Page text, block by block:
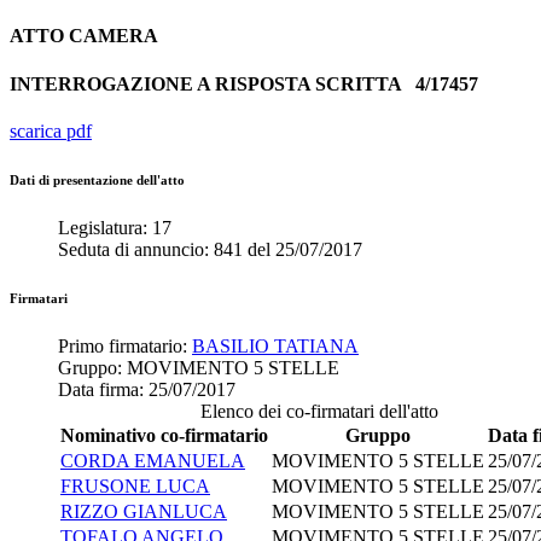
ATTO CAMERA
INTERROGAZIONE A RISPOSTA SCRITTA 4/17457
scarica pdf
Dati di presentazione dell'atto
Legislatura: 17
Seduta di annuncio: 841 del 25/07/2017
Firmatari
Primo firmatario: BASILIO TATIANA
Gruppo: MOVIMENTO 5 STELLE
Data firma: 25/07/2017
Elenco dei co-firmatari dell'atto
Nominativo co-firmatario
Gruppo
Data
CORDA EMANUELA
MOVIMENTO 5 STELLE 25/07/
FRUSONE LUCA
MOVIMENTO 5 STELLE 25/07/
RIZZO GIANLUCA
MOVIMENTO 5 STELLE 25/07/
TOFALO ANGELO
MOVIMENTO 5 STELLE 25/07/